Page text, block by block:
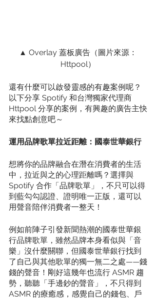
▲ Overlay 蓋板廣告（圖片來源：
Httpool）
還有什麼可以啟發靈感的有趣案例呢？
以下分享 Spotify 和台灣獨家代理商
Httpool 分享的案例，有興趣的廣告主快
來找點創意吧～
運用品牌歌單拉近距離：國泰世華銀行
想將你的品牌融合在潛在消費者的生活
中，拉近與之的心理距離嗎？選擇與
Spotify 合作「品牌歌單」，不只可以得
到藍勾勾認證、證明唯一正版，還可以
用聲音陪伴消費者一整天！
例如前陣子引發新聞熱潮的國泰世華銀
行品牌歌單，雖然品牌本身看似與「音
樂」沒什麼關聯，但國泰世華銀行找到
了自己與其他歌單的獨一無二之處——錢
錢的聲音！剛好這幾年也流行 ASMR 趨
勢，聽聽「手邊鈔的聲音」，不只得到
ASMR 的療癒感，感覺自己的錢包、戶